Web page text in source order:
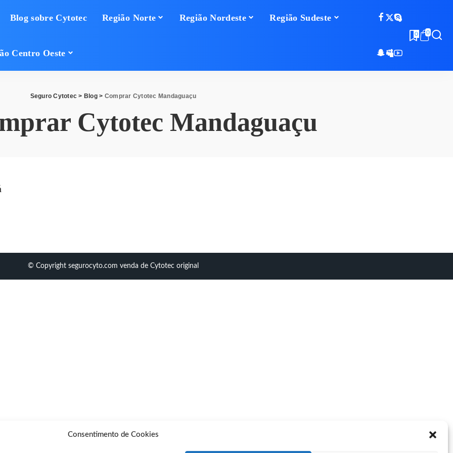
Consentimento de Cookies
Blog sobre Cytotec Região Norte Região Nordeste Região Sudeste
Centro Oeste
0 0
Seguro Cytotec > Blog> Comprar Cytotec Mandaguaçu
Cytotec Mandaguaçu
© Copyright segurocyto.com venda de Cytotec original